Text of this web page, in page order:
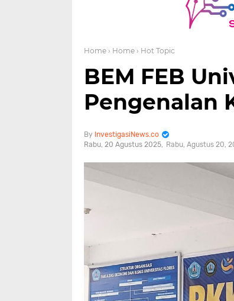
Home › Home › Hot Topic
BEM FEB
Pengenalan
InvestigasiNews.co
Rabu, 20 Agustus 2025
Rabu, Agustus 20,